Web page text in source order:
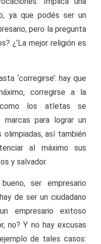
ya que podés ser un
pero la pregunta
¿’La mejor religión es
‘corregirse’: hay que
corregirse a la
los atletas se
marcas para lograr un
así también
al máximo sus
y salvador.
ser empresario
de ser un ciudadano
empresario exitoso
no? Y no hay excusas
de tales casos: